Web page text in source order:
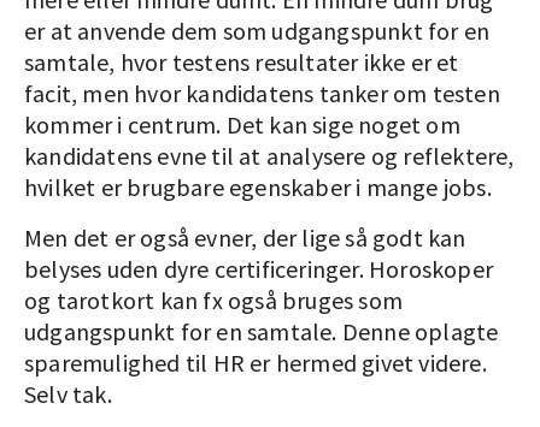
er at anvende dem som udgangspunkt for en
samtale, hvor testens resultater ikke er et
facit, men hvor kandidatens tanker om testen
kommer i centrum. Det kan sige noget om
kandidatens evne til at analysere og reflektere,
hvilket er brugbare egenskaber i mange jobs.
Men det er også evner, der lige så godt kan
belyses uden dyre certificeringer. Horoskoper
og tarotkort kan fx også bruges som
udgangspunkt for en samtale. Denne oplagte
sparemulighed til HR er hermed givet videre.
Selv tak.